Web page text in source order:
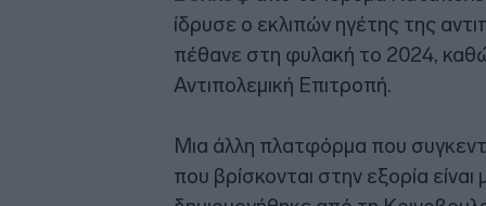
ίδρυσε ο εκλιπών ηγέτης της
πέθανε στη φυλακή το 2024,
Αντιπολεμική Επιτροπή.
Μια άλλη πλατφόρμα που
που βρίσκονται στην εξορία